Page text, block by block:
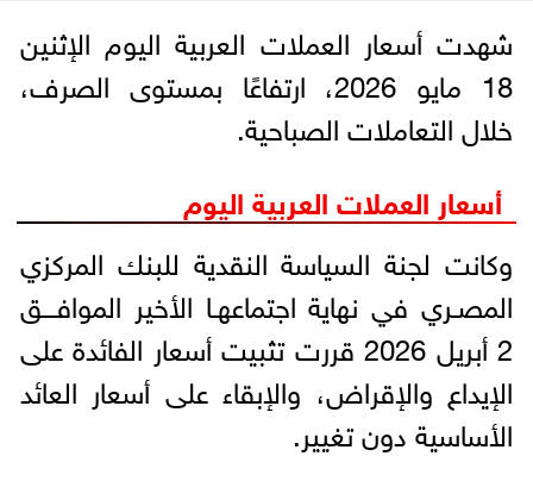
شهدت أسعار العملات العربية اليوم الإثنين
18 مايو 2026، ارتفاعًا بمستوى الصرف،
خلال التعاملات الصباحية.
أسعار العملات العربية اليوم
وكانت لجنة السياسة النقدية للبنك المركزي
المصـري في نهاية اجتماعهـا الأخير الموافـــق
2 أبريل 2026 قررت تثبيت أسعار الفائدة على
الإيداع والإقراض، والإبقاء على أسعار العائد
الأساسية دون تغيير.